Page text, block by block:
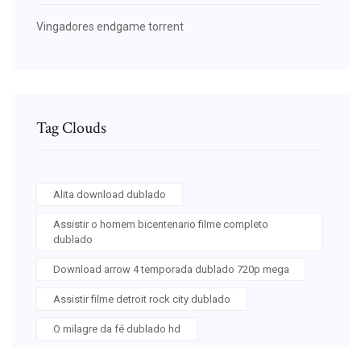
Vingadores endgame torrent
Tag Clouds
Alita download dublado
Assistir o homem bicentenario filme completo
dublado
Download arrow 4 temporada dublado 720p mega
Assistir filme detroit rock city dublado
O milagre da fé dublado hd